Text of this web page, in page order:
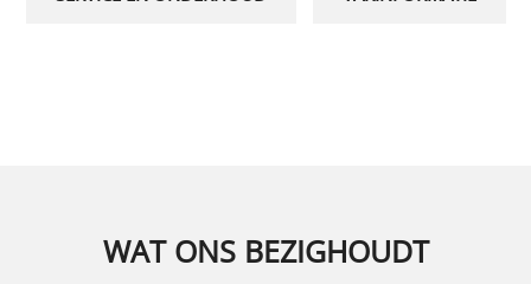
WAT ONS BEZIGHOUDT